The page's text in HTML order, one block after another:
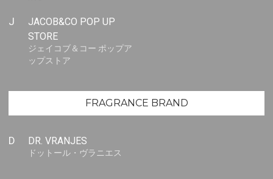
J
JACOB&CO POP UP
STORE
ジェイコブ＆コー ポップア
ップストア
FRAGRANCE BRAND
D DR. VRANJES
ドットール・ヴラニエス